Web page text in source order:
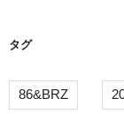
タグ
86&BRZ